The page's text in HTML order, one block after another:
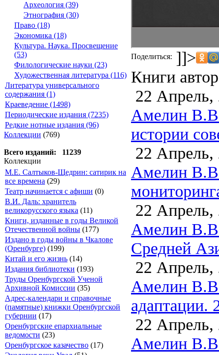
Археология (39)
Этнография (30)
Право (18)
Экономика (18)
Культура. Наука. Просвещение
(53)
Филологические науки (23)
Художественная литература (116)
Литература универсального
содержания (1)
Краеведение (1498)
Периодические издания (7235)
Редкие нотные издания (96)
Коллекции (769)
Всего изданий: 11239
Коллекции
М.Е. Салтыков-Щедрин: сатирик на
все времена (29)
Театр начинается с афиши (0)
В.И. Даль: хранитель
великорусского языка (11)
Книги, изданные в годы Великой
Отечественной войны (177)
Издано в годы войны в Чкалове
(Оренбурге) (199)
Китай и его жизнь (14)
Издания библиотеки (193)
Труды Оренбургской Ученой
Архивной Комиссии (35)
Адрес-календари и справочные
(памятные) книжки Оренбургской
губернии (17)
Оренбургские епархиальные
ведомости (23)
Оренбургское казачество (17)
Поделиться: ]]>
Книги
22 Апрель,
Амелин
истории
22 Апрель,
Амелин В.В.
22 Апрель,
Амелин
Средней
22 Апрель,
Амелин
адаптации.
22 Апрель,
Амелин